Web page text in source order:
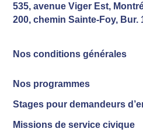
535, avenue Viger Est,
200, chemin Sainte-Foy, Bur.
Nos conditions générales
Nos programmes
Stages pour demandeurs
Missions de service civique